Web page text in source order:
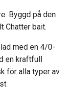
Byggd på den
Chatter bait.
med en 4/0-
en kraftfull
för alla typer av